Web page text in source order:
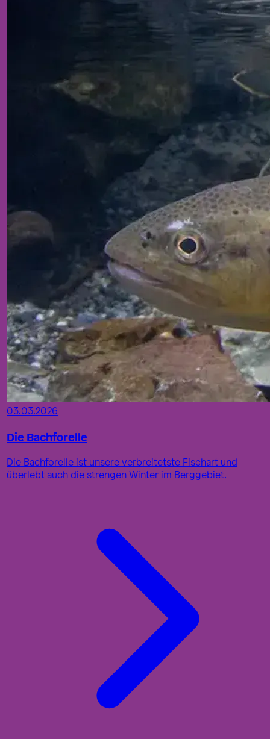
03.03.2026
Die Bachforelle
Die Bachforelle ist unsere verbreitetste Fischart und
überlebt auch die strengen Winter im Berggebiet.